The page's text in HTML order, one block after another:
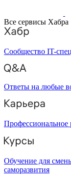
Все сервисы Хабра
Сообщество IT-
Ответы на любые
Профессиональное
Обучение для
саморазвития